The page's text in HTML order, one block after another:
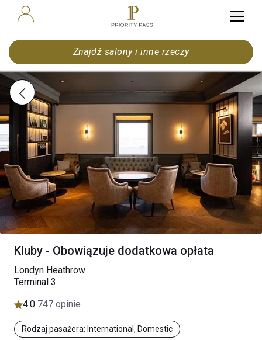
Znajdź salony i inne rzeczy
Kluby - Obowiązuje dodatkowa opłata
Londyn Heathrow
Terminal 3
4.0 747 opinie
Rodzaj pasażera: International, Domestic